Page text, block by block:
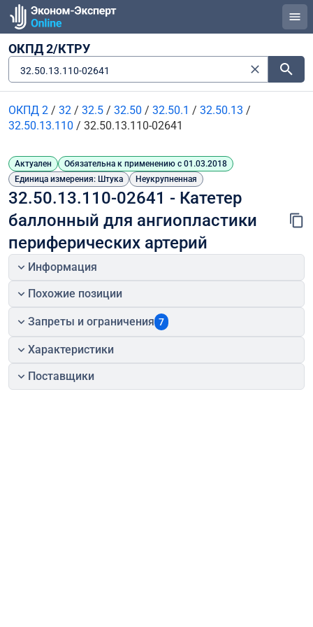
ОКПД 2/КТРУ
32.50.13.110-02641
ОКПД 2 / 32 / 32.5 / 32.50 / 32.50.1 / 32.50.13 /
32.50.13.110 / 32.50.13.110-02641
Актуален
Обязательна к применению с 01.03.2018
Единица измерения: Штука
Неукрупненная
32.50.13.110-02641 - Катетер
баллонный для ангиопластики
периферических артерий
Информация
Похожие позиции
Запреты и ограничения 7
Характеристики
Поставщики